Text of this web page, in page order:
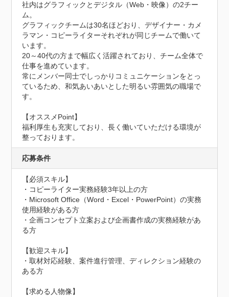
社内はグラフィックとデジタル（Web・映像）の2チー
ム。
グラフィックチームは30名ほどおり、デザイナー・カメ
ラマン・コピーライターそれぞれが同じチームで働いて
います。
20～40代の方まで幅広く活躍されており、チーム全体で
仕事を進めています。
常にメンバー同士でしっかりコミュニケーションをとっ
ているため、和気あいあいとした明るい雰囲気の職場で
す。
【オススメPoint】
福利厚生も充実しており、長く働いていただける環境が
整っております。
応募条件
【必須スキル】
・コピーライター実務経験3年以上の方
・Microsoft Office（Word・Excel・PowerPoint）の実務
使用経験がある方
・企画コンセプト立案および企画書作成の実務経験があ
る方
【歓迎スキル】
・取材対応経験、案件進行管理、ディレクション経験の
ある方
【求める人物像】